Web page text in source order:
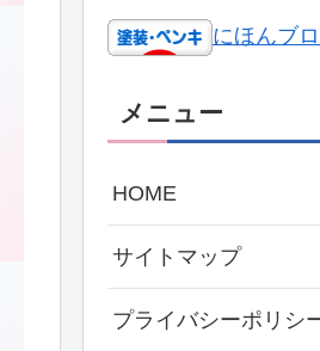
にほんブ
メニュー
HOME
サイトマップ
プライバシーポリシ